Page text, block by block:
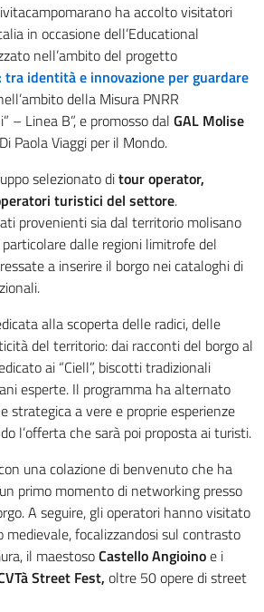
ha accolto visitatori
in occasione dell’Educational
nell’ambito del progetto
tra identità e innovazione per guardare
della Misura PNRR
– Linea B”, e promosso dal GAL Molise
Paola Viaggi per il Mondo.
selezionato ditour operator,
turistici del settore.
provenienti sia dal territorio molisano
dalle regioni limitrofe del
a inserire il borgo nei cataloghi di
alla scoperta delle radici, delle
del territorio: dai racconti del borgo al
ai “Ciell”, biscotti tradizionali
esperte. Il programma ha alternato
strategica a vere e proprie esperienze
l’offerta che sarà poi proposta ai turisti.
una colazione di benvenuto che ha
primo momento di networking presso
A seguire, gli operatori hanno visitato
medievale, focalizzandosi sul contrasto
il maestosoCastello Angioinoe i
Street Fest, oltre 50 opere di street